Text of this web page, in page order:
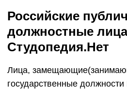
Российские
должностные
Студопедия.Нет
Лица,
государственные должности